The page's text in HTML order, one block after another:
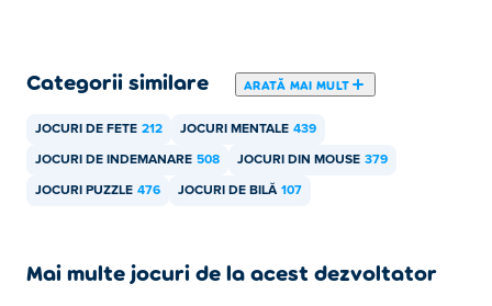
Categorii similare ARATĂ MAI MULT
JOCURI DE FETE 212 JOCURI MENTALE 439
JOCURI DE INDEMANARE 508 JOCURI DIN MOUSE 379
JOCURI PUZZLE 476 JOCURI DE BILĂ 107
Mai multe jocuri de la acest dezvoltator